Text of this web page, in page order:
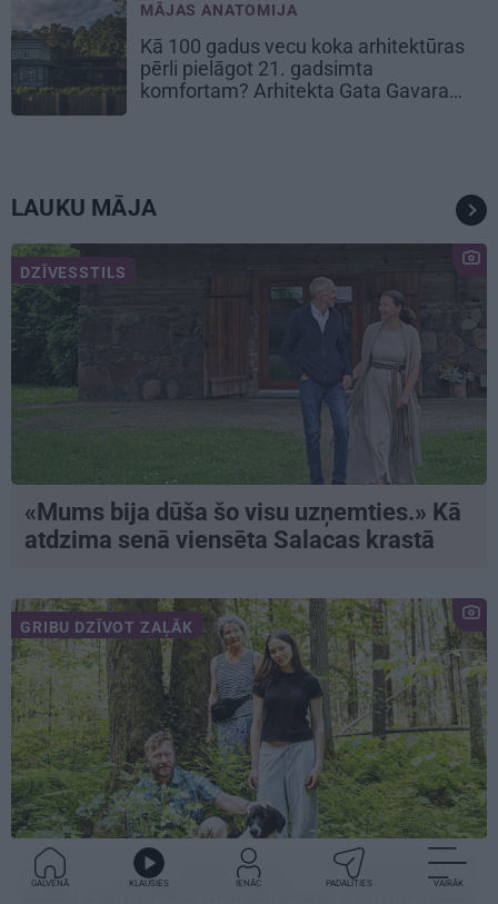
MĀJAS ANATOMIJA
Kā 100 gadus vecu koka arhitektūras
pērli pielāgot 21. gadsimta
komfortam? Arhitekta Gata Gavara
LAUKU MĀJA
DZĪVESSTILS
«Mums bija dūša šo visu uzņemties.» Kā
atdzima senā viensēta Salacas krastā
GRIBU DZĪVOT ZAĻĀK
«Dacīt, vai tu vispār ravē?» Kā saskaņā ar
dabu saimnieko bioloģiskajā saimniecībā
GALVENĀ KLAUSIES IENĀC PADALĪTIES VAIRĀK